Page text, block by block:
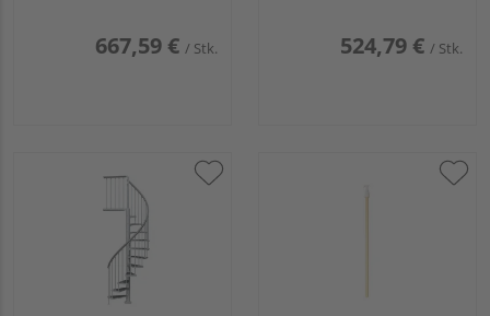
667,59 € / Stk. 524,79 € / Stk.